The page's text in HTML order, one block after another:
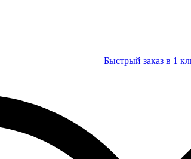
Быстрый заказ в 1